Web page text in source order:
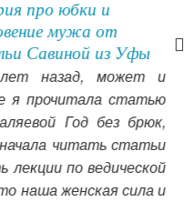
про юбки и
мужа от
Савиной из Уфы
назад, может и
я прочитала статью
Год без брюк,
читать статьи
по ведической
наша женская сила и